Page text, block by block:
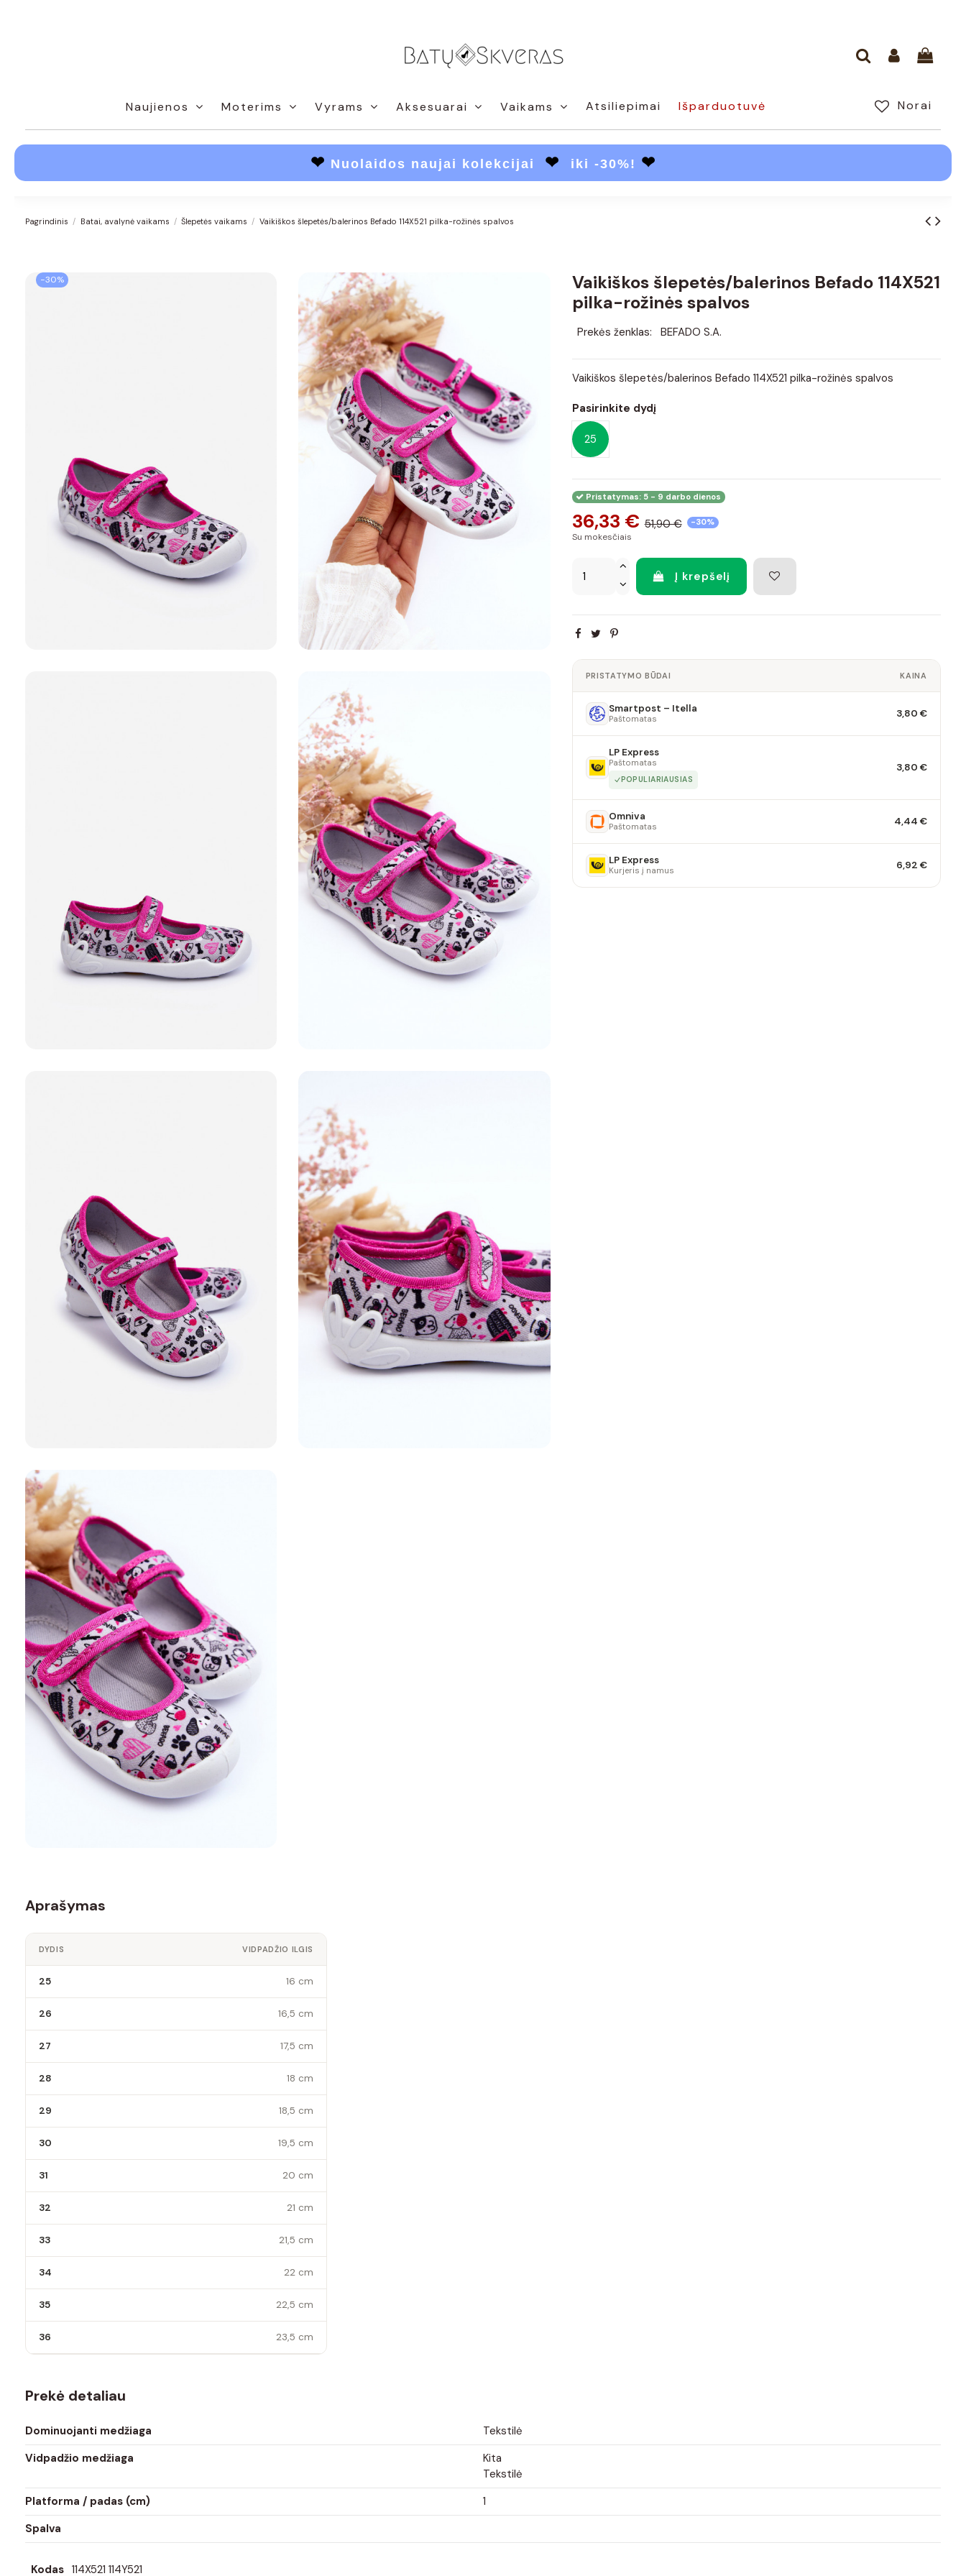
Naujienos Moterims Vyrams Aksesuarai Vaikams Atsiliepimai Norai
Išparduotuvė
❤ Nuolaidos naujai kolekcijai ❤ iki -30%! ❤
Pagrindinis Batai, avalynė vaikams Šlepetės vaikams Vaikiškos šlepetės/balerinos Befado 114X521 pilka-rožinės spalvos
−30%
Vaikiškos šlepetės/balerinos Befado 114X521
pilka-rožinės spalvos
Prekės ženklas: BEFADO S.A.
Vaikiškos šlepetės/balerinos Befado 114X521 pilka-rožinės spalvos
Pasirinkite dydį
25
Pristatymas: 5 - 9 darbo dienos
36,33 € 51,90 € -30%
Su mokesčiais
Į krepšelį
PRISTATYMO BŪDAI KAINA
Smartpost – Itella
Paštomatas 3,80 €
LP Express
Paštomatas
POPULIARIAUSIAS
3,80 €
Omniva
Paštomatas 4,44 €
LP Express
Kurjeris į namus 6,92 €
Aprašymas
DYDIS VIDPADŽIO ILGIS
25 16 cm
26 16,5 cm
27 17,5 cm
28 18 cm
29 18,5 cm
30 19,5 cm
31 20 cm
32 21 cm
33 21,5 cm
34 22 cm
35 22,5 cm
36 23,5 cm
Prekė detaliau
Dominuojanti medžiaga
Tekstilė
Vidpadžio medžiaga
Kita
Tekstilė
Platforma / padas (cm)
1
Spalva
Kodas 114X521 114Y521